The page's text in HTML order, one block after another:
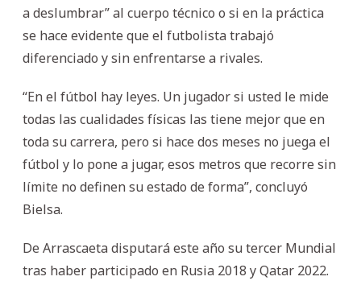
a deslumbrar” al cuerpo técnico o si en la práctica
se hace evidente que el futbolista trabajó
diferenciado y sin enfrentarse a rivales.
“En el fútbol hay leyes. Un jugador si usted le mide
todas las cualidades físicas las tiene mejor que en
toda su carrera, pero si hace dos meses no juega el
fútbol y lo pone a jugar, esos metros que recorre sin
límite no definen su estado de forma”, concluyó
Bielsa.
De Arrascaeta disputará este año su tercer Mundial
tras haber participado en Rusia 2018 y Qatar 2022.